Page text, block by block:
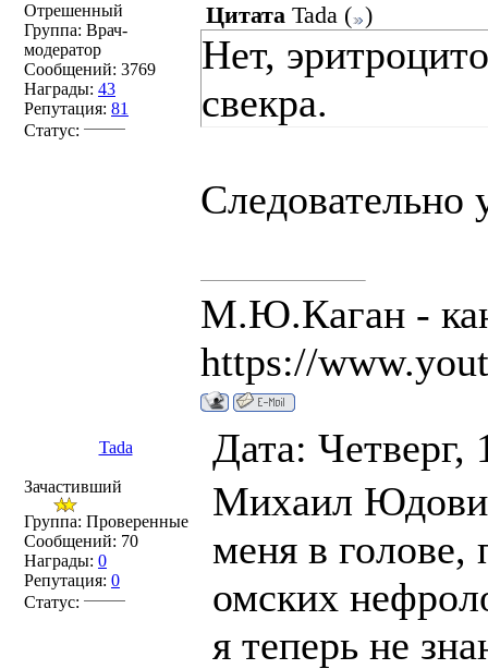
Отрешенный
Группа: Врач-
модератор
Сообщений: 3769
Награды: 43
Репутация: 81
Статус:
Цитата Tada ( )
Нет,
свекра.
Следовательно
М.Ю.Каган -
https://
Tada Дата:
Зачастивший
Группа: Проверенные
Сообщений: 70
Награды: 0
Репутация: 0
Статус:
Михаил
меня в голове,
омских
я теперь не